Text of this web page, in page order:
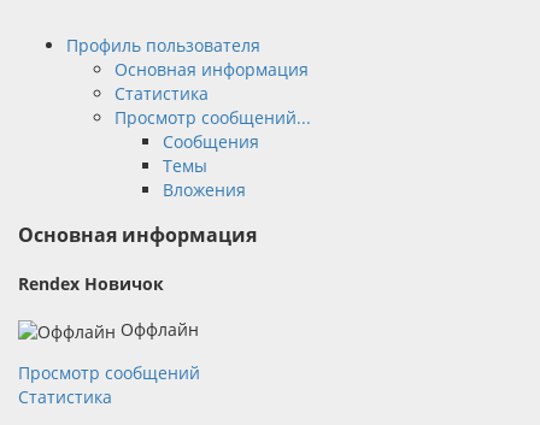
Профиль пользователя
Основная информация
Статистика
Просмотр сообщений...
Сообщения
Темы
Вложения
Основная информация
Rendex Новичок
Оффлайн
Просмотр сообщений
Статистика